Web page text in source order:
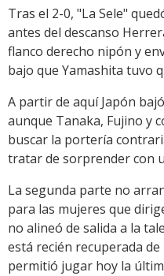
Tras el 2-0, "La Sele"
antes del descanso
flanco derecho nipón y
bajo que Yamashita tuvo
A partir de aquí Japón
aunque Tanaka, Fujino y
buscar la portería
tratar de sorprender con
La segunda parte no
para las mujeres que
no alineó de salida a la
está recién recuperada
permitió jugar hoy la